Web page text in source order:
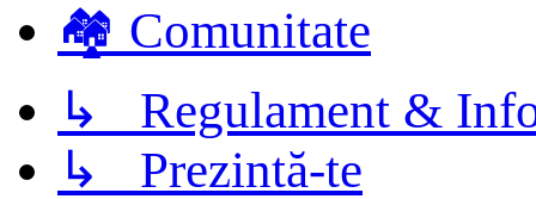
🏘️ Comunitate
↳ Regulament &
↳ Prezintă-te